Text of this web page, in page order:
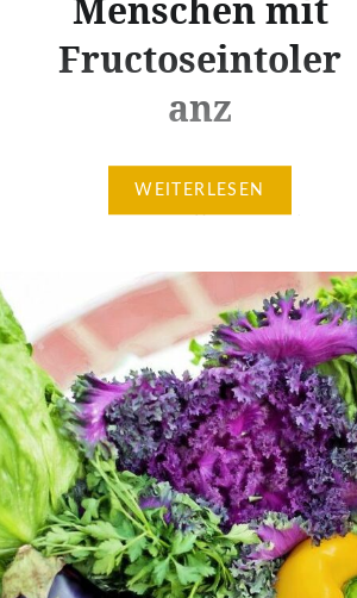
Menschen mit
Fructoseintoler
anz
Fructoseintoleranz kann eine
eine ausgewogene und
schmackhafte vegetarische
Ernährung aufrechtzuerhalten.
Es ist nicht ungewöhnlich, dass
man aufgrund von
Fructoseintoleranz-Symptomen
bestimmte Nahrungsmittel
meidet. Doch das bedeutet
nicht, dass man auf Geschmack
und Vielfalt verzichten muss. Mit
WEITERLESEN